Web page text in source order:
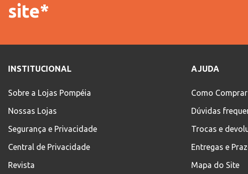
Idade
site*
INSTITUCIONAL
Sobre a Lojas Pompéia
Nossas Lojas
Segurança e Privacidade
Central de Privacidade
Revista
AJUDA
Como Comprar
Dúvidas
Trocas e
Entregas e
Mapa do Site